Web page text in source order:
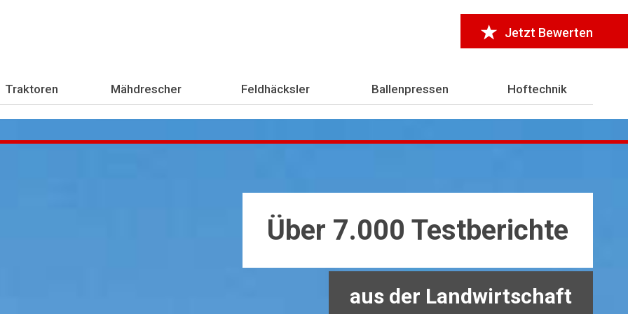
Jetzt Bewerten
Traktoren Mähdrescher Feldhäcksler Ballenpressen Hoftechnik
Über 7.000 Testberichte
aus der Landwirtschaft